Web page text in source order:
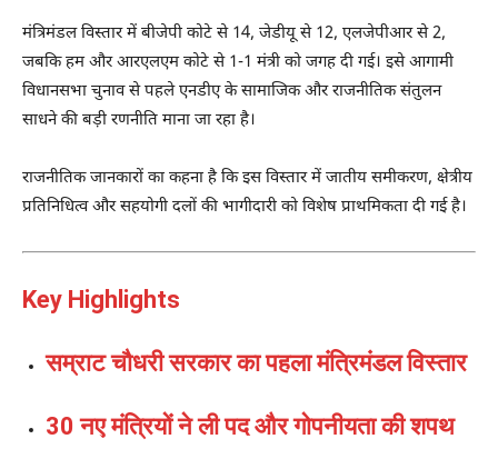
मंत्रिमंडल विस्तार में बीजेपी कोटे से 14, जेडीयू से 12, एलजेपीआर से 2,
जबकि हम और आरएलएम कोटे से 1-1 मंत्री को जगह दी गई। इसे आगामी
विधानसभा चुनाव से पहले एनडीए के सामाजिक और राजनीतिक संतुलन
साधने की बड़ी रणनीति माना जा रहा है।
राजनीतिक जानकारों का कहना है कि इस विस्तार में जातीय समीकरण, क्षेत्रीय
प्रतिनिधित्व और सहयोगी दलों की भागीदारी को विशेष प्राथमिकता दी गई है।
Key Highlights
सम्राट चौधरी सरकार का पहला मंत्रिमंडल विस्तार
30 नए मंत्रियों ने ली पद और गोपनीयता की शपथ